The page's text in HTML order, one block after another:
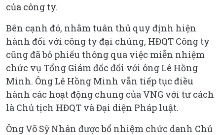
của công ty.
Bên cạnh đó, nhằm tuân thủ quy định hiện
hành đối với công ty đại chúng, HĐQT Công ty
cũng đã bỏ phiếu thông qua việc miễn nhiệm
chức vụ Tổng Giám đốc đối với ông Lê Hồng
Minh. Ông Lê Hồng Minh vẫn tiếp tục điều
hành các hoạt động chung của VNG với tư cách
là Chủ tịch HĐQT và Đại diện Pháp luật.
Ông Võ Sỹ Nhân được bổ nhiệm chức danh Chủ